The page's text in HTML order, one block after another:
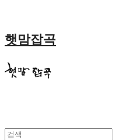
햇맘잡곡